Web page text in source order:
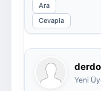
Ara
Cevapla
derdo
Yeni